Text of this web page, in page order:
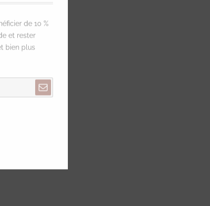
de 10 %
et rester
bien plus